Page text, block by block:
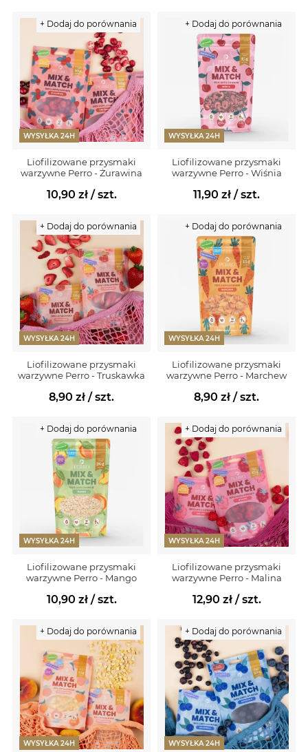
WYSYŁKA 24H
Liofilizowane przysmaki
warzywne Perro - Żurawina
10,90 zł/ szt.
+ Dodaj do porównania
WYSYŁKA 24H
Liofilizowane przysmaki
warzywne Perro - Wiśnia
11,90 zł / szt.
+ Dodaj do porównania
WYSYŁKA 24H
Liofilizowane przysmaki
warzywne Perro - Truskawka
8,90 zł / szt.
+ Dodaj do porównania
WYSYŁKA 24H
Liofilizowane przysmaki
warzywne Perro - Marchew
8,90 zł / szt.
+ Dodaj do porównania
WYSYŁKA 24H
Liofilizowane przysmaki
warzywne Perro - Mango
10,90 zł/ szt.
+ Dodaj do porównania
WYSYŁKA 24H
Liofilizowane przysmaki
warzywne Perro - Malina
12,90 zł/ szt.
+ Dodaj do porównania
WYSYŁKA 24H
+ Dodaj do porównania
WYSYŁKA 24H
+ Dodaj do porównania